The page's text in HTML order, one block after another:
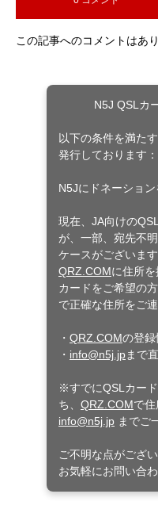
この記事へのコメントはあり
N5J QSLカ
以下の条件を満た
発行しております：
N5Jにドネーショ
現在、JA向けの
が、一部、宛先不
ケースがございます
QRZ.COMに住所
カードをご希望の
で正確な住所をご
・ QRZ.COMの登録
・ info@n5j.jpまで
※すでにQSLカー
ち、 QRZ.COMで
info@n5j.jp までご
ご不明な点がござい
お気軽にお問い合わ